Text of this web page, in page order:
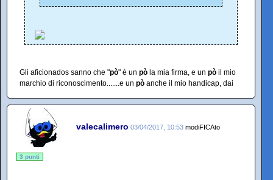
Gli aficionados sanno che "pò" è un pò la mia firma, e un pò il mio
marchio di riconoscimento.......e un pò anche il mio handicap, dai
valecalimero 03/04/2017, 10:53 modiFICAto
3 punti